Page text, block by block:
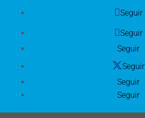
Seguir
Seguir
Seguir
Seguir
Seguir
Seguir